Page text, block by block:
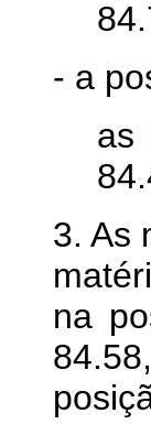
- a
as
3. As
na